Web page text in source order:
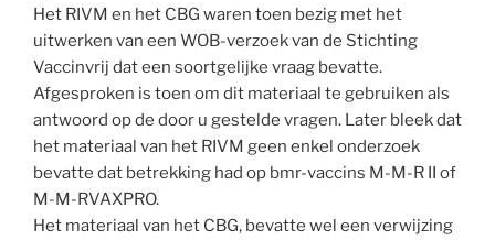
Het RIVM en het CBG waren toen bezig met het
uitwerken van een WOB-verzoek van de Stichting
Vaccinvrij dat een soortgelijke vraag bevatte.
Afgesproken is toen om dit materiaal te gebruiken als
antwoord op de door u gestelde vragen. Later bleek dat
het materiaal van het RIVM geen enkel onderzoek
bevatte dat betrekking had op bmr-vaccins M-M-R II of
M-M-RVAXPRO.
Het materiaal van het CBG, bevatte wel een verwijzing